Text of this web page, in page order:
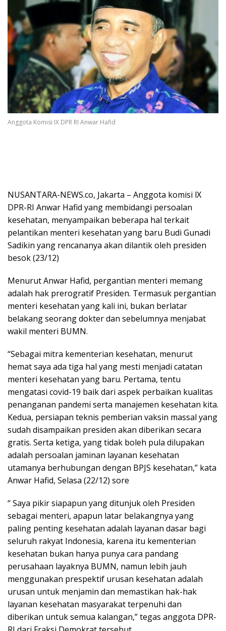
Anggota Komisi IX DPR RI Anwar Hafid
NUSANTARA-NEWS.co, Jakarta – Anggota komisi lX
DPR-RI Anwar Hafid yang membidangi persoalan
kesehatan, menyampaikan beberapa hal terkait
pelantikan menteri kesehatan yang baru Budi Gunadi
Sadikin yang rencananya akan dilantik oleh presiden
besok (23/12)
Menurut Anwar Hafid, pergantian menteri memang
adalah hak prerogratif Presiden. Termasuk pergantian
menteri kesehatan yang kali ini, bukan berlatar
belakang seorang dokter dan sebelumnya menjabat
wakil menteri BUMN.
“Sebagai mitra kementerian kesehatan, menurut
hemat saya ada tiga hal yang mesti menjadi catatan
menteri kesehatan yang baru. Pertama, tentu
mengatasi covid-19 baik dari aspek perbaikan kualitas
penanganan pandemi serta manajemen kesehatan kita.
Kedua, persiapan teknis pemberian vaksin massal yang
sudah disampaikan presiden akan diberikan secara
gratis. Serta ketiga, yang tidak boleh pula dilupakan
adalah persoalan jaminan layanan kesehatan
utamanya berhubungan dengan BPJS kesehatan,” kata
Anwar Hafid, Selasa (22/12) sore
“ Saya pikir siapapun yang ditunjuk oleh Presiden
sebagai menteri, apapun latar belakangnya yang
paling penting kesehatan adalah layanan dasar bagi
seluruh rakyat Indonesia, karena itu kementerian
kesehatan bukan hanya punya cara pandang
perusahaan layaknya BUMN, namun lebih jauh
menggunakan prespektif urusan kesehatan adalah
urusan untuk menjamin dan memastikan hak-hak
layanan kesehatan masyarakat terpenuhi dan
diberikan untuk semua kalangan,” tegas anggota DPR-